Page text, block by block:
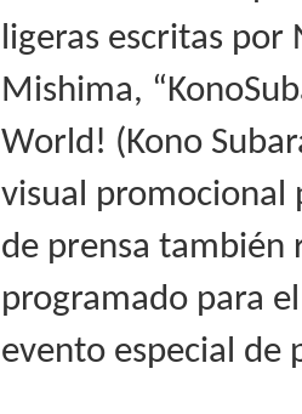
ligeras escritas por
Mishima,
World! (Kono
visual promocional
de prensa también
programado para
evento especial de